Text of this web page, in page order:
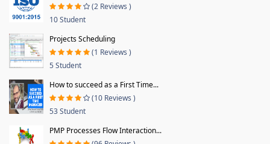
(2 Reviews )
10 Student
Projects Scheduling
(1 Reviews )
5 Student
How to succeed as a First Time...
(10 Reviews )
53 Student
PMP Processes Flow Interaction...